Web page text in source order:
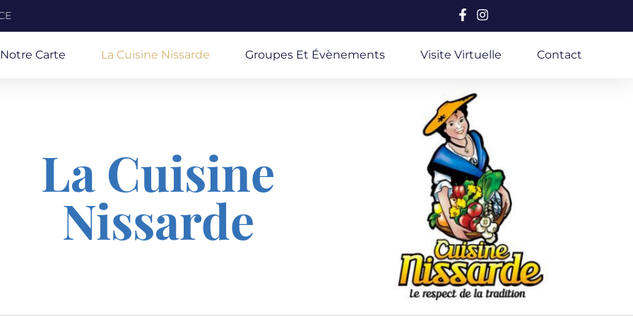
Notre Carte La Cuisine Nissarde Groupes Et Évènements Visite Virtuelle Contact
La Cuisine
Nissarde